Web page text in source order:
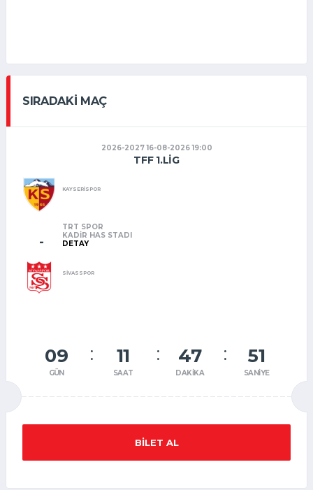
SIRADAKI MAÇ
2026-2027 16-08-2026 19:00
TFF 1.LIG
KAYSERİSPOR
-
TRT SPOR
KADIR HAS STADI
DETAY
SİVASSPOR
09
GÜN
11
SAAT
47
DAKIKA
51
SANIYE
BILET AL